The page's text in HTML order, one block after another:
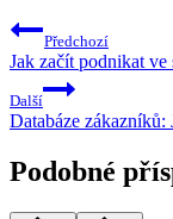
Předchozí
Jak začít podnikat
Další
Databáze
Podobné